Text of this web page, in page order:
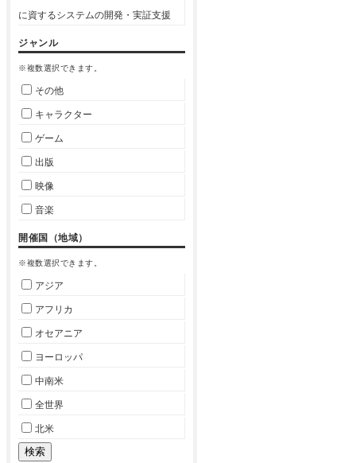
に資するシステムの開発・実証支援
ジャンル
※複数選択できます。
その他
キャラクター
ゲーム
出版
映像
音楽
開催国（地域）
※複数選択できます。
アジア
アフリカ
オセアニア
ヨーロッパ
中南米
全世界
北米